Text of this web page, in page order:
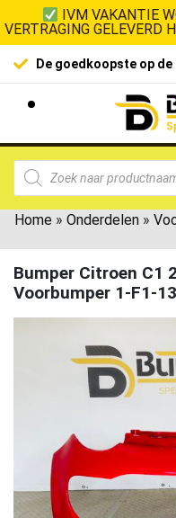
IVM VAKANTIE
VERTRAGING GELEVERD
De goedkoopste op de
Home » Onderdelen »
Bumper Citroen C1
Voorbumper 1-F1-